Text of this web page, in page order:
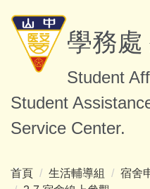
到
容
區
學務處
Student
Student
Service Center.
首頁 生活輔導組 宿舍